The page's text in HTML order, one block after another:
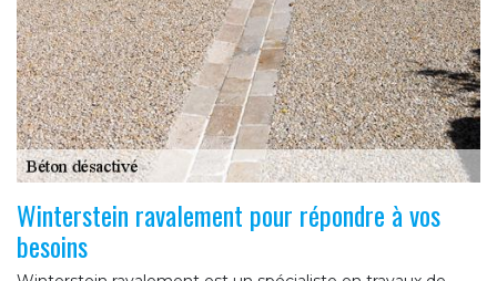
Winterstein ravalement pour répondre à vos
besoins